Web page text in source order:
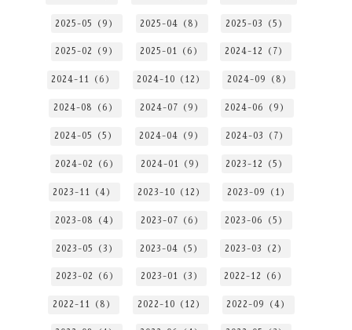
2025-05（9） 2025-04（8） 2025-03（5）
2025-02（9） 2025-01（6） 2024-12（7）
2024-11（6） 2024-10（12） 2024-09（8）
2024-08（6） 2024-07（9） 2024-06（9）
2024-05（5） 2024-04（9） 2024-03（7）
2024-02（6） 2024-01（9） 2023-12（5）
2023-11（4） 2023-10（12） 2023-09（1）
2023-08（4） 2023-07（6） 2023-06（5）
2023-05（3） 2023-04（5） 2023-03（2）
2023-02（6） 2023-01（3） 2022-12（6）
2022-11（8） 2022-10（12） 2022-09（4）